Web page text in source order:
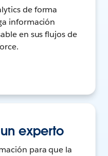
de forma
información
en sus flujos de
experto
para que la